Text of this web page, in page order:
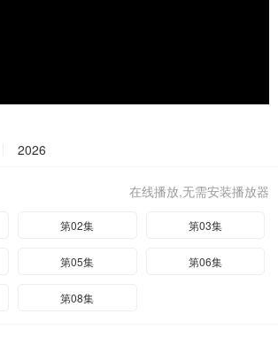
2026
在线播放,无需安装播放器
第02集 第03集
第05集 第06集
第08集